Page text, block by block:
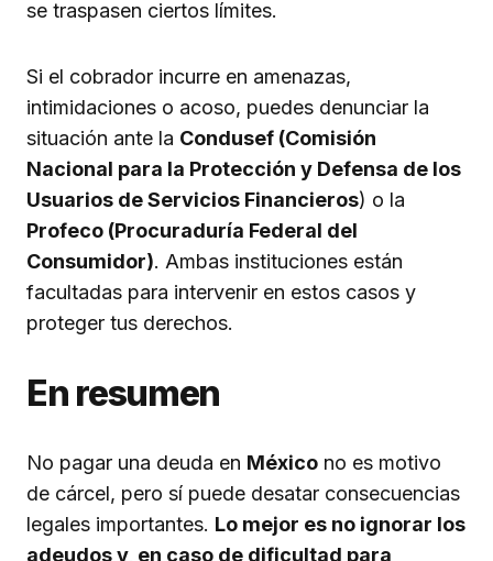
se traspasen ciertos límites.
Si el cobrador incurre en amenazas,
intimidaciones o acoso, puedes denunciar la
situación ante la Condusef (Comisión
Nacional para la Protección y Defensa de los
Usuarios de Servicios Financieros) o la
Profeco (Procuraduría Federal del
Consumidor). Ambas instituciones están
facultadas para intervenir en estos casos y
proteger tus derechos.
En resumen
No pagar una deuda en México no es motivo
de cárcel, pero sí puede desatar consecuencias
legales importantes. Lo mejor es no ignorar los
adeudos y, en caso de dificultad para